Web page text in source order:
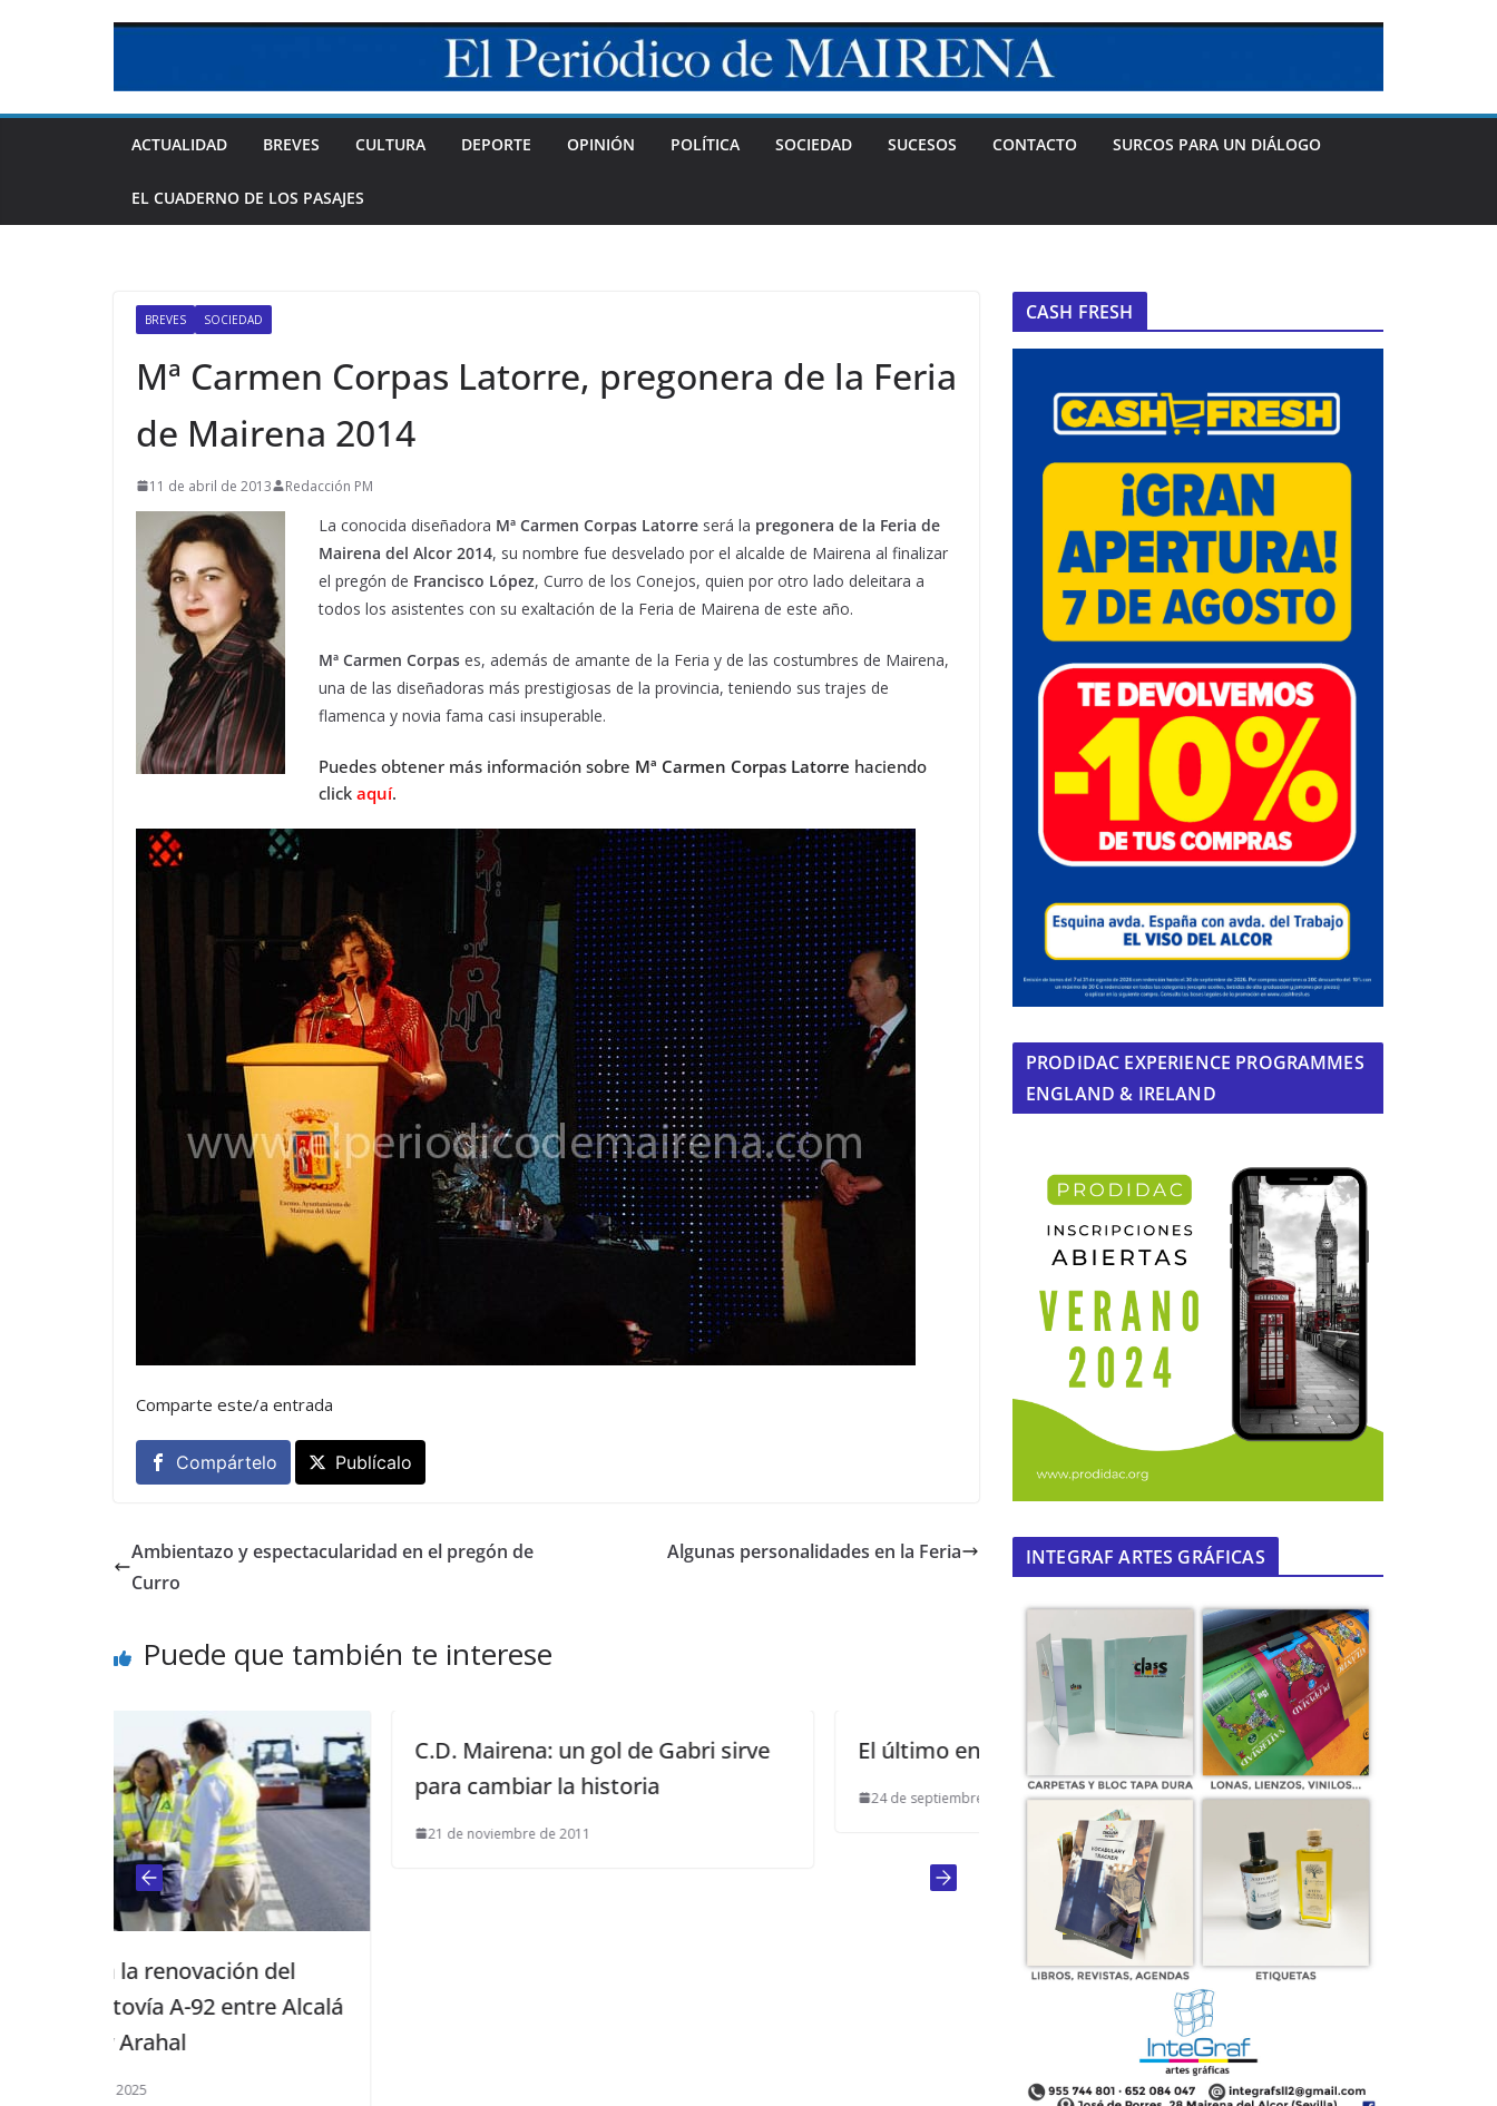
ACTUALIDAD BREVES CULTURA DEPORTE OPINIÓN POLÍTICA SOCIEDAD SUCESOS CONTACTO SURCOS PARA UN DIÁLOGO
EL CUADERNO DE LOS PASAJES
BREVES SOCIEDAD
Mª Carmen Corpas Latorre, pregonera de la Feria
de Mairena 2014
11 de abril de 2013 Redacción PM
La conocida diseñadora Mª Carmen Corpas Latorre será la pregonera de la Feria de
Mairena del Alcor 2014, su nombre fue desvelado por el alcalde de Mairena al finalizar
el pregón de Francisco López, Curro de los Conejos, quien por otro lado deleitara a
todos los asistentes con su exaltación de la Feria de Mairena de este año.
Mª Carmen Corpas es, además de amante de la Feria y de las costumbres de Mairena,
una de las diseñadoras más prestigiosas de la provincia, teniendo sus trajes de
flamenca y novia fama casi insuperable.
Puedes obtener más información sobre Mª Carmen Corpas Latorre haciendo
click aquí.
Comparte este/a entrada
Compártelo Publícalo
Ambientazo y espectacularidad en el pregón de
Curro
Algunas personalidades en la Feria
Puede que también te interese
C.D. Mairena: un gol de Gabri sirve
para cambiar la historia
21 de noviembre de 2011
El último engaño
24 de septiembre de 2014
La Junta inicia la renovación del
firme de la autovía A-92 entre Alcalá
de Guadaíra y Arahal
12 de noviembre de 2025
CASH FRESH
PRODIDAC EXPERIENCE PROGRAMMES
ENGLAND & IRELAND
INTEGRAF ARTES GRÁFICAS